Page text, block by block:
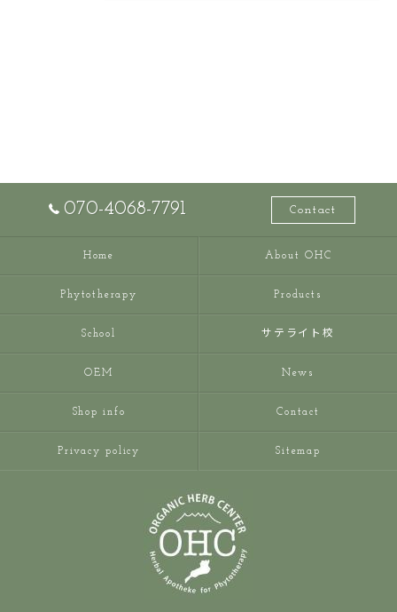
070-4068-7791 Contact
Home About OHC
Phytotherapy Products
School サテライト校
OEM News
Shop info Contact
Privacy policy Sitemap